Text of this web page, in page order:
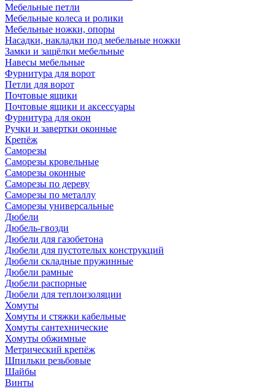
Мебельные петли
Мебельные колеса и ролики
Мебельные ножки, опоры
Насадки, накладки под мебельные ножки
Замки и защёлки мебельные
Навесы мебельные
Фурнитура для ворот
Петли для ворот
Почтовые ящики
Почтовые ящики и аксессуары
Фурнитура для окон
Ручки и завертки оконные
Крепёж
Саморезы
Саморезы кровельные
Саморезы оконные
Саморезы по дереву
Саморезы по металлу
Саморезы универсальные
Дюбели
Дюбель-гвозди
Дюбели для газобетона
Дюбели для пустотелых конструкций
Дюбели складные пружинные
Дюбели рамные
Дюбели распорные
Дюбели для теплоизоляции
Хомуты
Хомуты и стяжки кабельные
Хомуты сантехнические
Хомуты обжимные
Метрический крепёж
Шпильки резьбовые
Шайбы
Винты